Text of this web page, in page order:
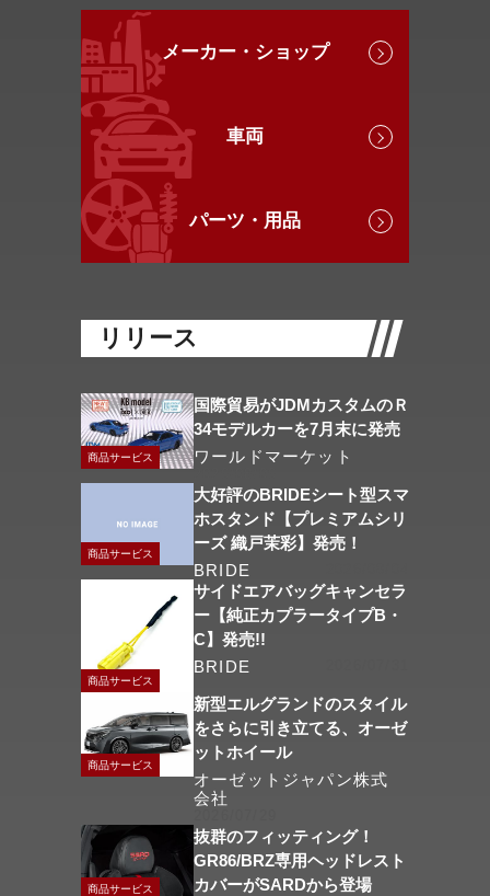
メーカー・ショップ
車両
パーツ・用品
リリース
商品サービス
国際貿易がJDMカスタムのＲ
34モデルカーを7月末に発売
ワールドマーケット
商品サービス
大好評のBRIDEシート型スマ
ホスタンド【プレミアムシリ
ーズ 織戸茉彩】発売！
BRIDE
商品サービス
サイドエアバッグキャンセラ
ー【純正カプラータイプB・
C】発売!!
BRIDE
商品サービス
新型エルグランドのスタイル
をさらに引き立てる、オーゼ
ットホイール
オーゼットジャパン株式
会社
商品サービス
抜群のフィッティング！
GR86/BRZ専用ヘッドレスト
カバーがSARDから登場